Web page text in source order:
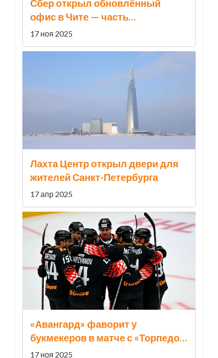
Сбер открыл обновлённый
офис в Чите — часть
масштабной реновации сети
17 ноя 2025
Лахта Центр открыл двери для
жителей Санкт-Петербурга
17 апр 2025
«Авангард» фаворит у
букмекеров в матче с «Торпедо»
16 ноября — несмотря на
17 ноя 2025